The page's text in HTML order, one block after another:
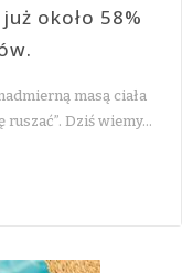
około 58%
masą ciała
ruszać”. Dziś wiemy…